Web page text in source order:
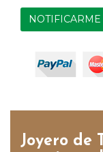
Joyero de